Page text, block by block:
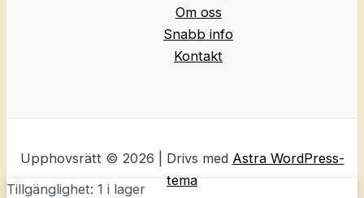
Om oss
Snabb info
Kontakt
Upphovsrätt © 2026 | Drivs med Astra WordPress-
tema
Tillgänglighet: 1 i lager